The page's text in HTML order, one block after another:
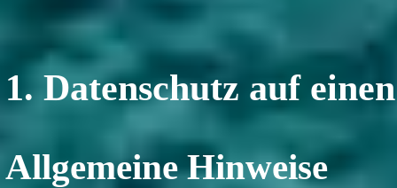
1. Datenschutz auf
Allgemeine Hinweise